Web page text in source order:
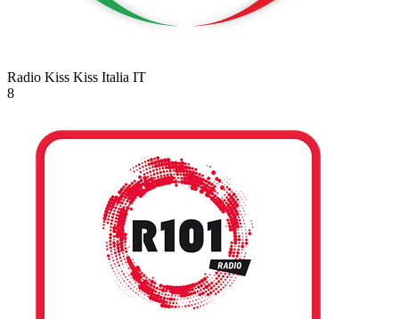
Radio Kiss Kiss Italia IT
8